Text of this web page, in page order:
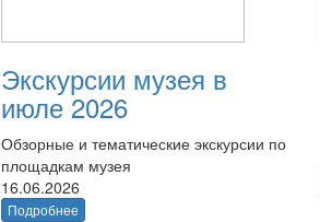
Экскурсии музея в
июле 2026
Обзорные и тематические экскурсии по
площадкам музея
16.06.2026
Подробнее